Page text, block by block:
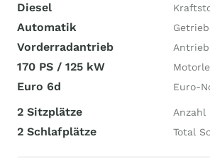
Diesel
Automatik
Vorderradantrieb Antrieb
170 PS / 125 kW
Euro 6d Euro-
2 Sitzplätze Anzahl
2 Schlafplätze Total